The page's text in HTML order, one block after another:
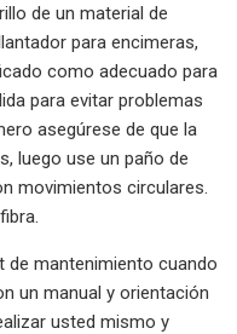
de un material de
para encimeras,
como adecuado para
para evitar problemas
asegúrese de que la
luego use un paño de
movimientos circulares.
de mantenimiento cuando
un manual y orientación
usted mismo y